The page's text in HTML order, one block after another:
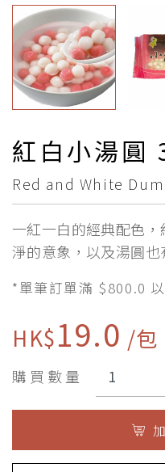
紅白小湯圓
Red and White
一紅一白的經典配色
淨的意象，以及湯圓也
*單筆訂單滿 $800.0
HK$19.0 /包
購買數量